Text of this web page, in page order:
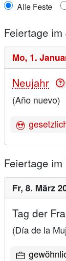
Alle Feste
Feiertage
Mo, 1.
Neujahr
(Año nuevo)
Feiertage
Fr, 8. März
Tag der
(Día de la